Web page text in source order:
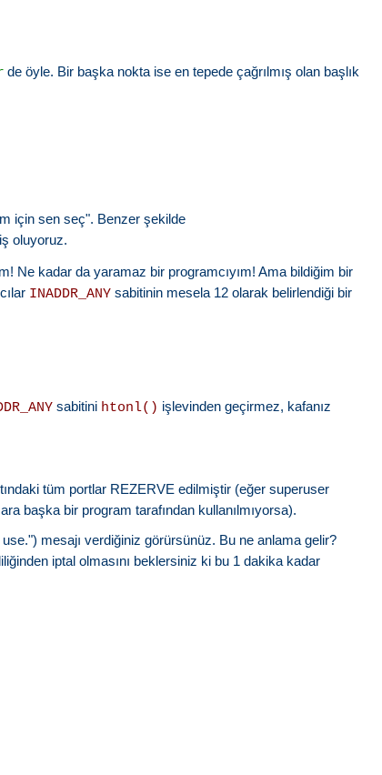
de öyle. Bir başka nokta ise en tepede çağrılmış olan başlık
için sen seç". Benzer şekilde
oluyoruz.
Ne kadar da yaramaz bir programcıyım! Ama bildiğim bir
INADDR_ANY sabitinin mesela 12 olarak belirlendiği bir
sabitini htonl() işlevinden geçirmez, kafanız
tüm portlar REZERVE edilmiştir (eğer superuser
başka bir program tarafından kullanılmıyorsa).
mesajı verdiğiniz görürsünüz. Bu ne anlama gelir?
iptal olmasını beklersiniz ki bu 1 dakika kadar